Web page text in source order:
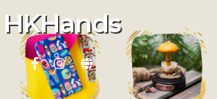
HKHands